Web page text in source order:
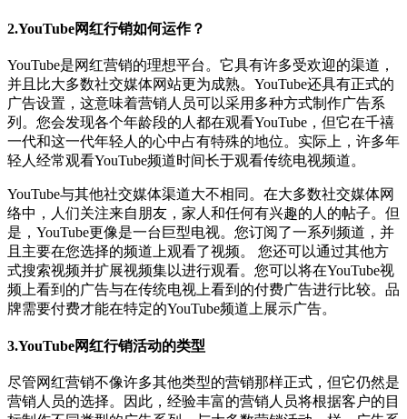
2.YouTube网红行销如何运作？
YouTube是网红营销的理想平台。它具有许多受欢迎的渠道，
并且比大多数社交媒体网站更为成熟。YouTube还具有正式的
广告设置，这意味着营销人员可以采用多种方式制作广告系
列。 您会发现各个年龄段的人都在观看YouTube，但它在千禧
一代和这一代年轻人的心中占有特殊的地位。实际上，许多年
轻人经常观看YouTube频道时间长于观看传统电视频道。
YouTube与其他社交媒体渠道大不相同。在大多数社交媒体网
络中，人们关注来自朋友，家人和任何有兴趣的人的帖子。但
是，YouTube更像是一台巨型电视。您订阅了一系列频道，并
且主要在您选择的频道上观看了视频。 您还可以通过其他方
式搜索视频并扩展视频集以进行观看。 您可以将在YouTube视
频上看到的广告与在传统电视上看到的付费广告进行比较。品
牌需要付费才能在特定的YouTube频道上展示广告。
3.YouTube网红行销活动的类型
尽管网红营销不像许多其他类型的营销那样正式，但它仍然是
营销人员的选择。因此，经验丰富的营销人员将根据客户的目